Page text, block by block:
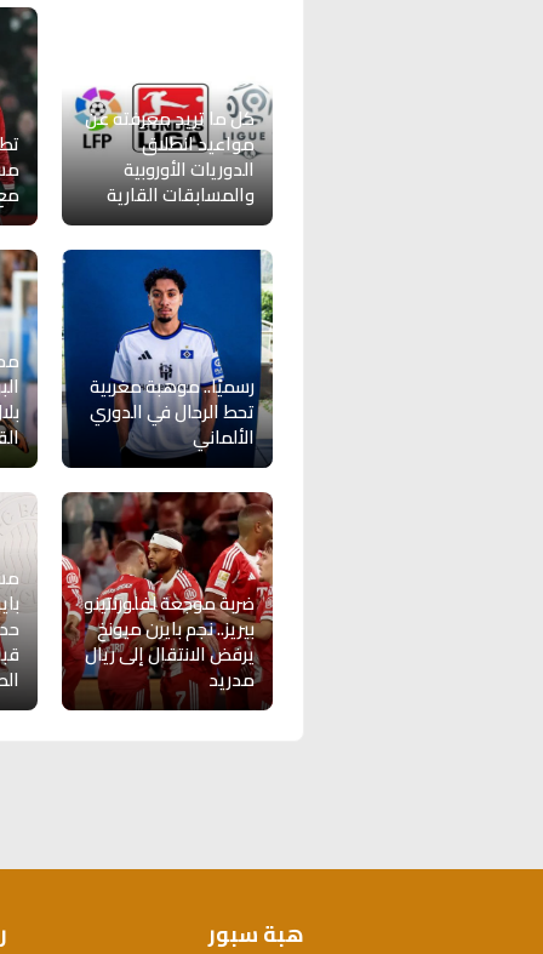
كل ما تريد معرفته عن
مواعيد انطلاق
الدوريات الأوروبية
والمسابقات القارية
رسميًا.. موهبة مغربية
تحط الرحال في الدوري
الألماني
ضربة موجعة لفلورنتينو
بيريز.. نجم بايرن ميونخ
يرفض الانتقال إلى ريال
مدريد
هبة سبور